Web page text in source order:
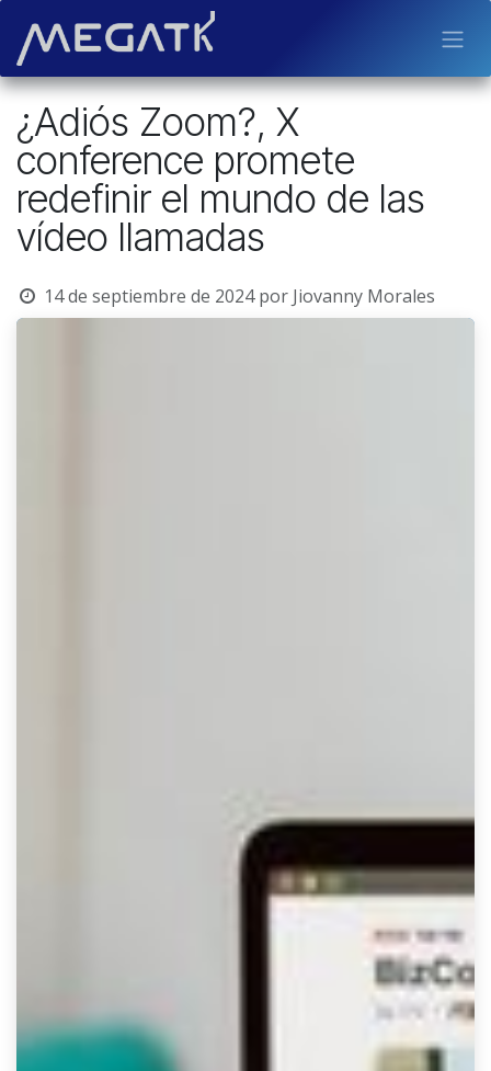
¿Adiós Zoom?, X
conference promete
redefinir el mundo de las
vídeo llamadas
14 de septiembre de 2024 por Jiovanny Morales